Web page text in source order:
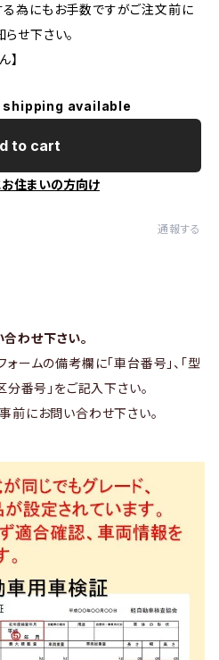
為にもお手数ですがご注文前に
せ下さい。
】
available
to cart
住まいの方向け
通報する
わせ下さい。
ォームの備考欄に「車台番号」、「型
分番号」をご記入下さい。
前にお問い合わせ下さい。